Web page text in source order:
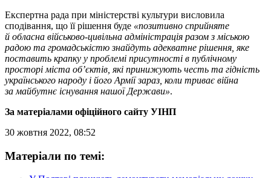
Експертна рада при міністерстві культури висловила
сподівання, що її рішення буде «позитивно сприйняте
й обласна військово-цивільна адміністрація разом з міською
радою та громадськістю знайдуть адекватне рішення, яке
поставить крапку у проблемі присутності в публічному
просторі міста об’єктів, які принижують честь та гідність
українського народу і його Армії зараз, коли триває війна
за майбутнє існування нашої Держави».
За матеріалами офіційного сайту УІНП
30 жовтня 2022, 08:52
Матеріали по темі: